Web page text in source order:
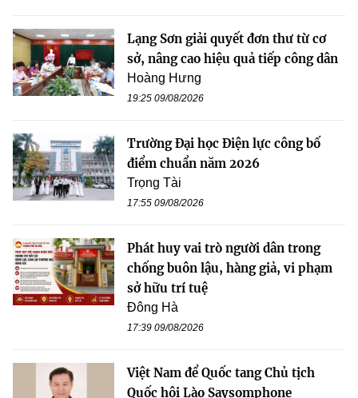
Lạng Sơn giải quyết đơn thư từ cơ
sở, nâng cao hiệu quả tiếp công dân
Hoàng Hưng
19:25 09/08/2026
Trường Đại học Điện lực công bố
điểm chuẩn năm 2026
Trọng Tài
17:55 09/08/2026
Phát huy vai trò người dân trong
chống buôn lậu, hàng giả, vi phạm
sở hữu trí tuệ
Đông Hà
17:39 09/08/2026
Việt Nam để Quốc tang Chủ tịch
Quốc hội Lào Saysomphone